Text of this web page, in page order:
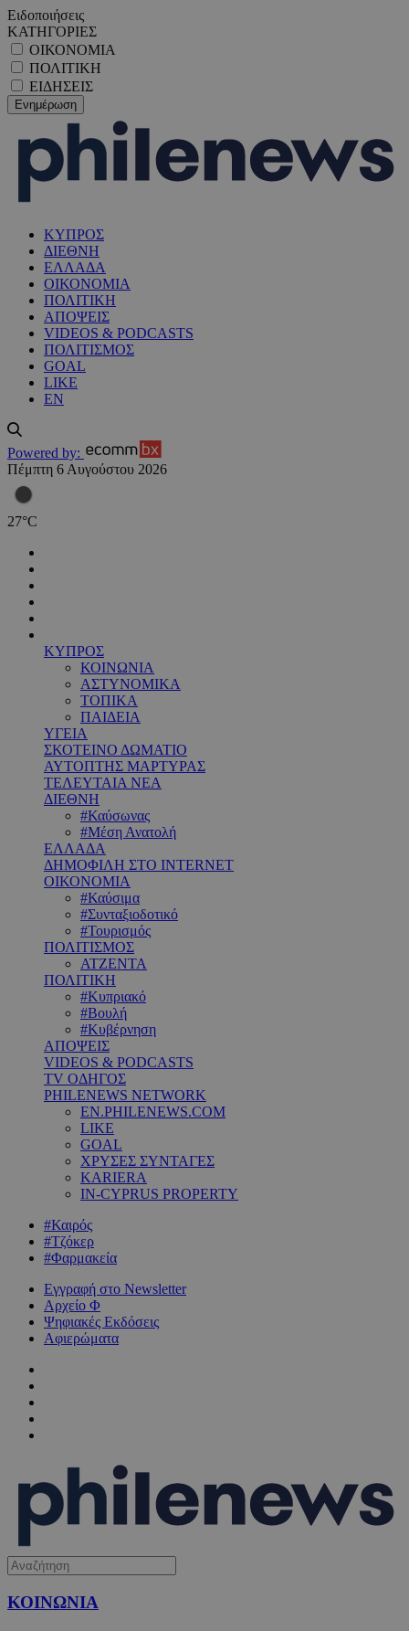
Ειδοποιήσεις
ΚΑΤΗΓΟΡΙΕΣ
ΟΙΚΟΝΟΜΙΑ
ΠΟΛΙΤΙΚΗ
ΕΙΔΗΣΕΙΣ
ΚΥΠΡΟΣ
ΔΙΕΘΝΗ
ΕΛΛΑΔΑ
ΟΙΚΟΝΟΜΙΑ
ΠΟΛΙΤΙΚΗ
ΑΠΟΨΕΙΣ
VIDEOS & PODCASTS
ΠΟΛΙΤΙΣΜΟΣ
GOAL
LIKE
EN
Powered by:
Πέμπτη 6 Αυγούστου 2026
27°C
ΚΥΠΡΟΣ
ΚΟΙΝΩΝΙΑ
ΑΣΤΥΝΟΜΙΚΑ
ΤΟΠΙΚΑ
ΠΑΙΔΕΙΑ
ΥΓΕΙΑ
ΣΚΟΤΕΙΝΟ ΔΩΜΑΤΙΟ
ΑΥΤΟΠΤΗΣ ΜΑΡΤΥΡΑΣ
ΤΕΛΕΥΤΑΙΑ ΝΕΑ
ΔΙΕΘΝΗ
#Καύσωνας
#Μέση Ανατολή
ΕΛΛΑΔΑ
ΔΗΜΟΦΙΛΗ ΣΤΟ INTERNET
ΟΙΚΟΝΟΜΙΑ
#Καύσιμα
#Συνταξιοδοτικό
#Τουρισμός
ΠΟΛΙΤΙΣΜΟΣ
ΑΤΖΕΝΤΑ
ΠΟΛΙΤΙΚΗ
#Κυπριακό
#Βουλή
#Κυβέρνηση
ΑΠΟΨΕΙΣ
VIDEOS & PODCASTS
TV ΟΔΗΓΟΣ
PHILENEWS NETWORK
EN.PHILENEWS.COM
LIKE
GOAL
ΧΡΥΣΕΣ ΣΥΝΤΑΓΕΣ
KARIERA
IN-CYPRUS PROPERTY
#Καιρός
#Τζόκερ
#Φαρμακεία
Εγγραφή στο Newsletter
Αρχείο Φ
Ψηφιακές Εκδόσεις
Αφιερώματα
ΚΟΙΝΩΝΙΑ